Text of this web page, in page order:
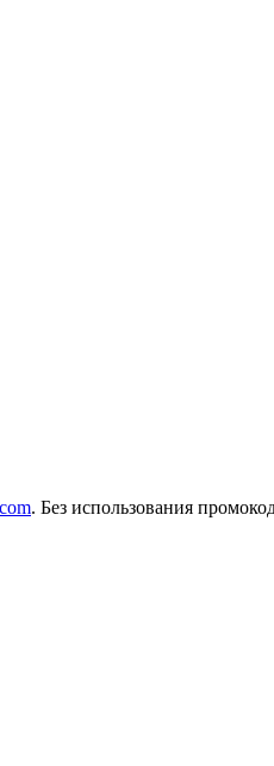
. Без использования